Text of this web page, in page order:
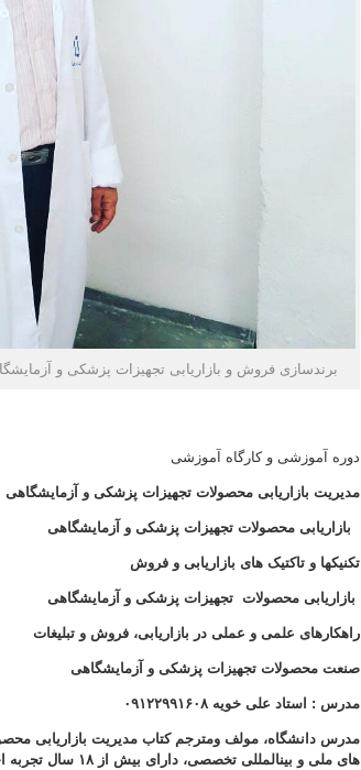
برندسازی فروش و بازاریابی تجهیزات پزشکی و آزمایشگاهی توسط
دوره آموزشی و کارگاه آموزشی
مدیریت بازاریابی محصولات تجهیزات پزشکی و
بازاریابی محصولات تجهیزات پزشکی و آزمایشگاهی
تکنیکها و تاکتیک های بازاریابی و فروش
بازاریابی محصولات تجهیزات پزشکی و آزمایشگاهی
راهکارهای علمی و عملی در بازاریابی، فروش و تبلیغات
صنعت محصولات تجهیزات پزشکی و آزمایشگاهی
مدرس : استاد علی خویه ۰۹۱۲۲۹۹۱۶۰۸
مدرس دانشگاه، مولف ومترجم کتاب مدیریت بازاریابی
های ملی و بین